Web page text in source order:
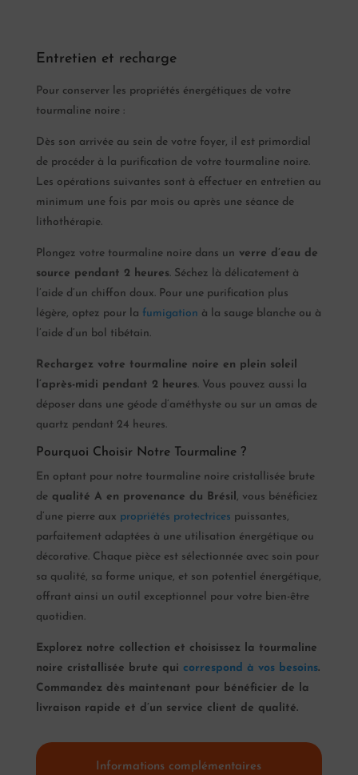
Entretien et recharge
Pour conserver les propriétés énergétiques de votre
tourmaline noire :
Dès son arrivée au sein de votre foyer, il est primordial
de procéder à la purification de votre tourmaline noire.
Les opérations suivantes sont à effectuer en entretien au
minimum une fois par mois ou après une séance de
lithothérapie.
Plongez votre tourmaline noire dans un verre d’eau de
source pendant 2 heures. Séchez là délicatement à
l’aide d’un chiffon doux. Pour une purification plus
légère, optez pour la fumigation à la sauge blanche ou à
l’aide d’un bol tibétain.
Rechargez votre tourmaline noire en plein soleil
l’après-midi pendant 2 heures. Vous pouvez aussi la
déposer dans une géode d’améthyste ou sur un amas de
quartz pendant 24 heures.
Pourquoi Choisir Notre Tourmaline ?
En optant pour notre tourmaline noire cristallisée brute
dequalité A en provenance du Brésil , vous bénéficiez
d’une pierre aux propriétés protectrices puissantes,
parfaitement adaptées à une utilisation énergétique ou
décorative. Chaque pièce est sélectionnée avec soin pour
sa qualité, sa forme unique, et son potentiel énergétique,
offrant ainsi un outil exceptionnel pour votre bien-être
quotidien.
Explorez notre collection et choisissez la tourmaline
noire cristallisée brute qui correspond à vos besoins.
Commandez dès maintenant pour bénéficier de la
livraison rapide et d’un service client de qualité.
Informations complémentaires